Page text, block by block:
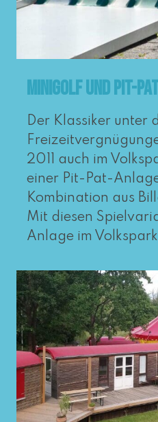
Minigolf und Pit-
Der Klassiker unter
2011 auch im
einer Pit-Pat-
Kombination aus
Mit die­sen
Anlage im Volkspark